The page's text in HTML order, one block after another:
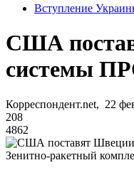
Вступление
США
системы
Корреспондент.net, 22
208
4862
Зенитно-ракетный